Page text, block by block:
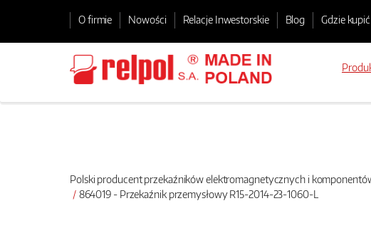
O firmie Nowości Relacje Inwestorskie Blog Gdzie kupić
Polski producent przekaźników elektromagnetycznych i
864019 - Przekaźnik przemysłowy R15-2014-23-1060-L